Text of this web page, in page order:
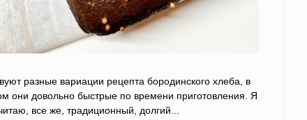
разные вариации рецепта бородинского хлеба, в
они довольно быстрые по времени приготовления. Я
все же, традиционный, долгий...